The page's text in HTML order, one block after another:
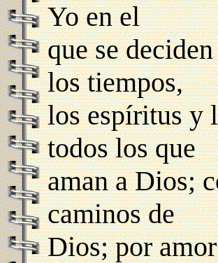
Yo en el
que se
los tiempos,
los espíritus y
todos los que
aman a Dios;
caminos de
Dios; por